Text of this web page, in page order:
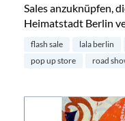
Sales anzuknüpfen,
Heimatstadt Berlin
flash sale lala berlin
pop up store
road